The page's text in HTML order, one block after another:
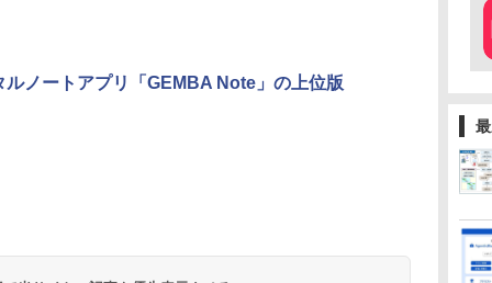
ノートアプリ「GEMBA Note」の上位版